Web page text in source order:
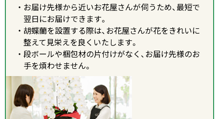
お届け先様から近いお花屋さんが伺うため、最短で
翌日にお届けできます。
胡蝶蘭を設置する際は、お花屋さんが花をきれいに
整えて見栄えを良くいたします。
段ボールや梱包材の片付けがなく、お届け先様のお
手を煩わせません。